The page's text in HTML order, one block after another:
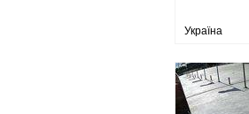
Україна